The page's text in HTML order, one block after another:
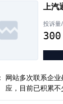
上汽
投诉量
300
网站多次联系企
应，目前已积累不